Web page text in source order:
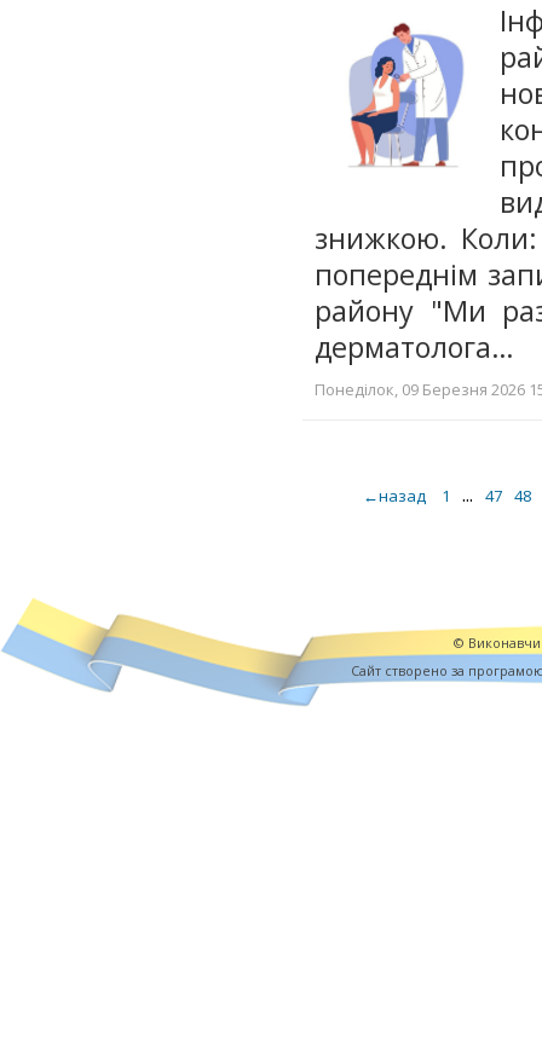
знижкою. Коли:
попереднім
району "Ми
дерматолога…
Понеділок, 09 Березня 2026
←назад 1 ... 47 48
©
Cайт створено за